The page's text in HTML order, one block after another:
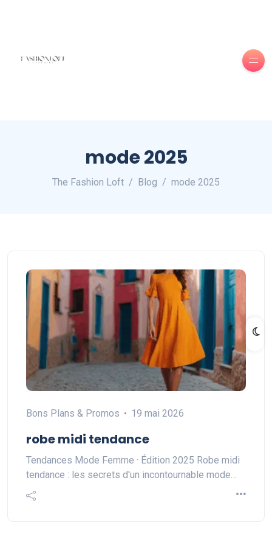
mode 2025
The Fashion Loft Blog mode 2025
Bons Plans & Promos 19 mai 2026
robe midi tendance
Tendances Mode Femme · Édition 2025 Robe midi
tendance : les secrets d'un incontournable mode…